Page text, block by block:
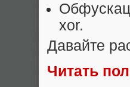
xor.
Давайте
Читать